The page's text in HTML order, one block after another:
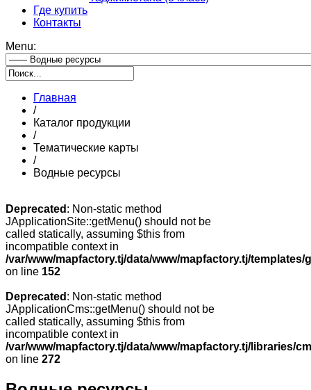
Где купить
Контакты
Menu:
Главная
/
Каталог продукции
/
Тематические карты
/
Водные ресурсы
Deprecated : Non-static method
JApplicationSite::getMenu() should not be
called statically, assuming $this from
incompatible context in
/var/www/mapfactory.tj/data/www/mapfactory.tj/
on line 152
Deprecated : Non-static method
JApplicationCms::getMenu() should not be
called statically, assuming $this from
incompatible context in
/var/www/mapfactory.tj/data/www/mapfactory.tj/libraries/
on line 272